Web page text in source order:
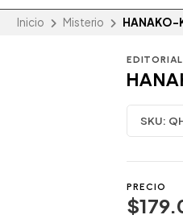
Inicio Misterio HANAKO-
SKU:
PRECIO